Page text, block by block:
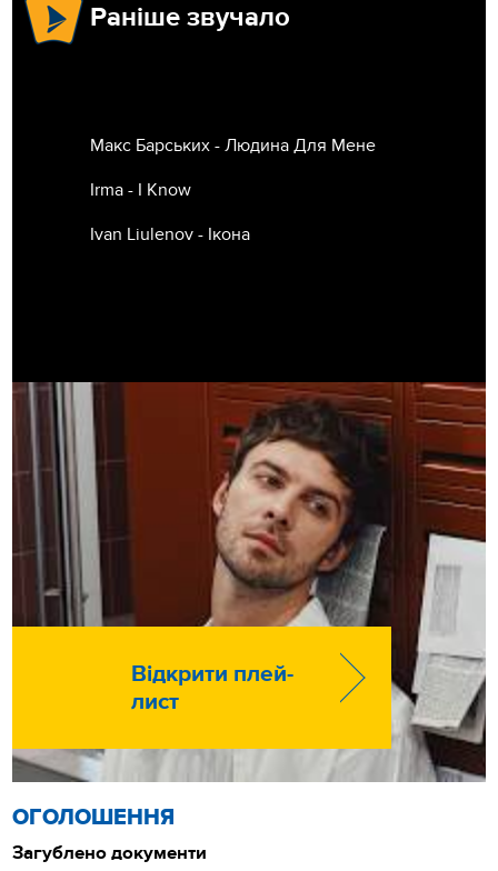
Раніше звучало
Макс Барських - Людина Для Мене
Irma - I Know
Ivan Liulenov - Ікона
Відкрити плей-
лист
ОГОЛОШЕННЯ
Загублено документи